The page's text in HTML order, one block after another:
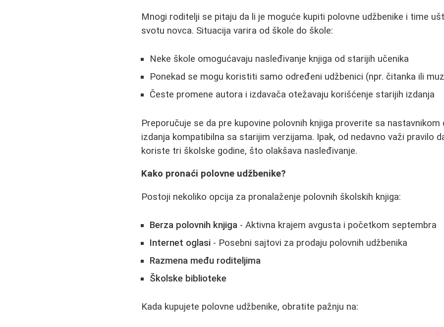
Mnogi roditelji se pitaju da li je moguće kupiti polovne udžbenike i time
svotu novca. Situacija varira od škole do škole:
Neke škole omogućavaju nasleđivanje knjiga od starijih učenika
Ponekad se mogu koristiti samo određeni udžbenici (npr. čitanka ili
Česte promene autora i izdavača otežavaju korišćenje starijih izdanja
Preporučuje se da pre kupovine polovnih knjiga proverite sa nastavnikom
izdanja kompatibilna sa starijim verzijama. Ipak, od nedavno važi pravilo
koriste tri školske godine, što olakšava nasleđivanje.
Kako pronaći polovne udžbenike?
Postoji nekoliko opcija za pronalaženje polovnih školskih knjiga:
Berza polovnih knjiga - Aktivna krajem avgusta i početkom septembra
Internet oglasi - Posebni sajtovi za prodaju polovnih udžbenika
Razmena među roditeljima
Školske biblioteke
Kada kupujete polovne udžbenike, obratite pažnju na: